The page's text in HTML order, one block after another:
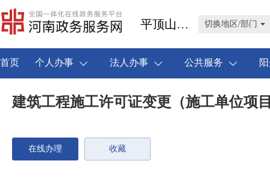
平顶山市叶县 切换地区/部门
首页 个人办事 法人办事 公共服务
建筑工程施工许可证变更（施工单位项
在线办理 收藏